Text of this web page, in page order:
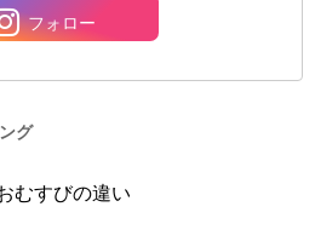
フォロー
グ
むすびの違い